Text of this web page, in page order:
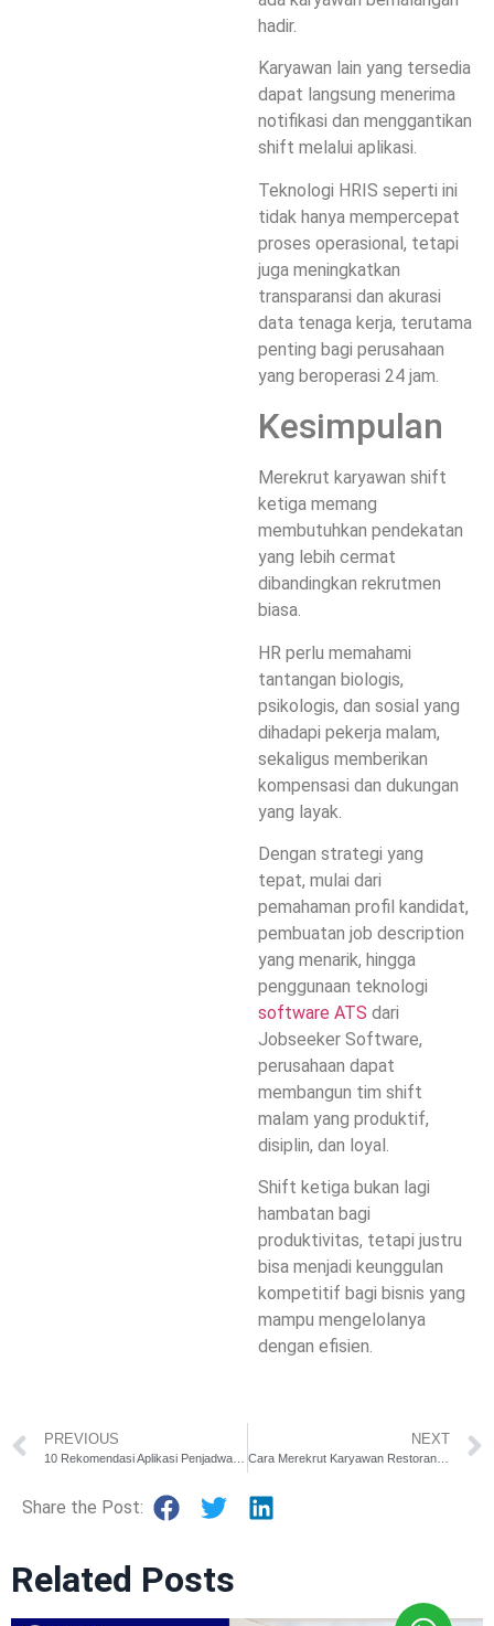
hadir.
Karyawan lain yang tersedia
dapat langsung menerima
notifikasi dan menggantikan
shift melalui aplikasi.
Teknologi HRIS seperti ini
tidak hanya mempercepat
proses operasional, tetapi
juga meningkatkan
transparansi dan akurasi
data tenaga kerja, terutama
penting bagi perusahaan
yang beroperasi 24 jam.
Kesimpulan
Merekrut karyawan shift
ketiga memang
membutuhkan pendekatan
yang lebih cermat
dibandingkan rekrutmen
biasa.
HR perlu memahami
tantangan biologis,
psikologis, dan sosial yang
dihadapi pekerja malam,
sekaligus memberikan
kompensasi dan dukungan
yang layak.
Dengan strategi yang
tepat, mulai dari
pemahaman profil kandidat,
pembuatan job description
yang menarik, hingga
penggunaan teknologi
software ATS dari
Jobseeker Software,
perusahaan dapat
membangun tim shift
malam yang produktif,
disiplin, dan loyal.
Shift ketiga bukan lagi
hambatan bagi
produktivitas, tetapi justru
bisa menjadi keunggulan
kompetitif bagi bisnis yang
mampu mengelolanya
dengan efisien.
PREVIOUS NEXT
Cara Merekrut Karyawan Restoran yang Profesional dan Produktif
Share the Post:
Related Posts